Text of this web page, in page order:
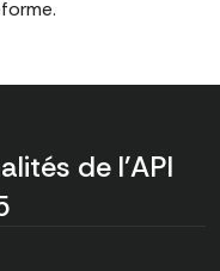
de l'API